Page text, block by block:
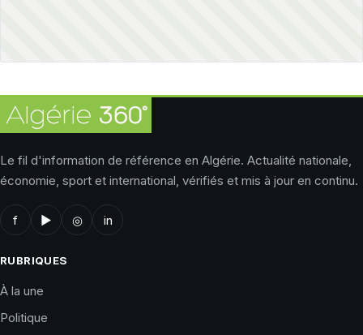
Le fil d'information de référence en Algérie. Actualité nationale,
économie, sport et international, vérifiés et mis à jour en continu.
f ▶ ◎ in
RUBRIQUES
À la une
Politique